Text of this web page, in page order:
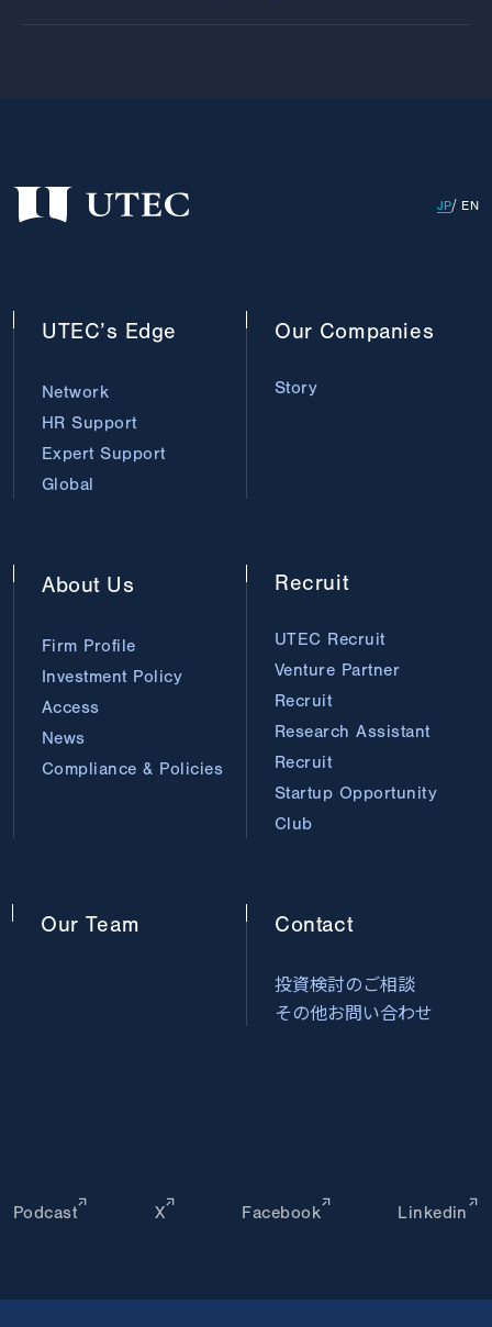
JP EN
UTEC’s Edge
Network
HR Support
Expert Support
Global
Our Companies
Story
Our Team
About Us
Firm Profile
Investment Policy
Access
News
Compliance & Policies
Recruit
UTEC Recruit
Venture Partner
Recruit
Research Assistant
Recruit
Startup Opportunity
Club
Contact
投資検討のご相談
その他お問い合わせ
Podcast X Facebook Linkedin